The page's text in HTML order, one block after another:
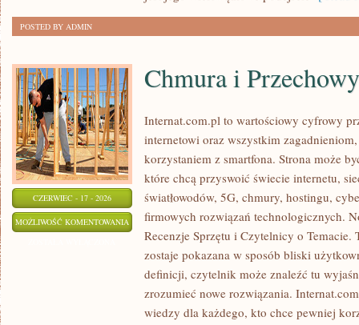
POSTED BY ADMIN
CZERWIEC - 17 - 2026
MOŻLIWOŚĆ KOMENTOWANIA CHMURA
PRZECHOWYWANIE
DANYCH
Chmura i
Internat.com.pl to wartościowy cyfrowy
internetowi oraz wszystkim
korzystaniem z smartfona. Strona może
które chcą przyswoić świecie internetu,
światłowodów, 5G, chmury, hostingu,
firmowych rozwiązań technologicznych.
Recenzje Sprzętu i Czytelnicy o
zostaje pokazana w sposób bliski
definicji, czytelnik może znaleźć tu
zrozumieć nowe rozwiązania.
wiedzy dla każdego, kto chce pewniej